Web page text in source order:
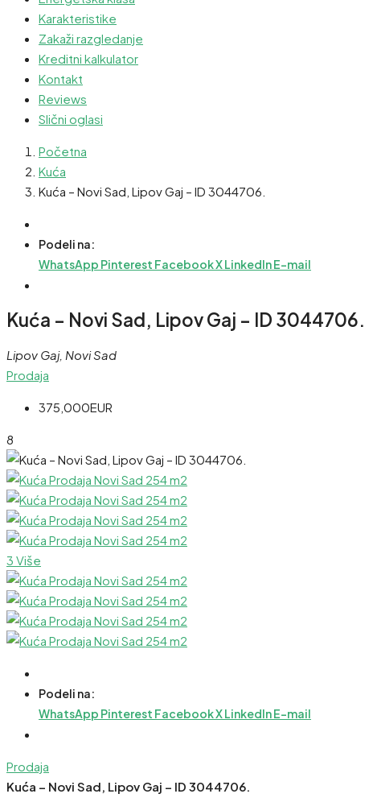
Karakteristike
Zakaži razgledanje
Kreditni kalkulator
Kontakt
Reviews
Slični oglasi
Početna
Kuća
Kuća – Novi Sad, Lipov Gaj – ID 3044706.
Podeli na:
WhatsApp Pinterest FacebookXLinkedInE-mail
Kuća – Novi Sad, Lipov Gaj – ID 3044706.
Lipov Gaj, Novi Sad
Prodaja
375,000EUR
8
3 Više
Podeli na:
WhatsApp Pinterest FacebookXLinkedInE-mail
Prodaja
Kuća – Novi Sad, Lipov Gaj – ID 3044706.